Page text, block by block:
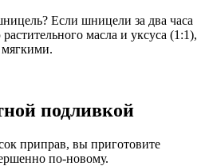
Если шницели за два часа
масла и уксуса (1:1),
мягкими.
подливкой
приправ, вы приготовите
по-новому.